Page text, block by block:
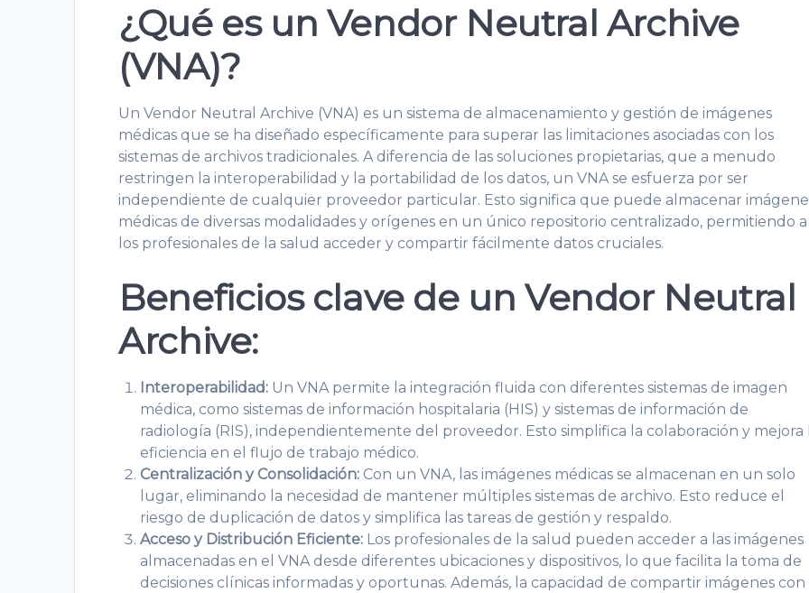
¿Qué es un Vendor Neutral Archive
(VNA)?
Un Vendor Neutral Archive (VNA) es un sistema de almacenamiento y gestión de imágenes
médicas que se ha diseñado específicamente para superar las limitaciones asociadas con los
sistemas de archivos tradicionales. A diferencia de las soluciones propietarias, que a menudo
restringen la interoperabilidad y la portabilidad de los datos, un VNA se esfuerza por ser
independiente de cualquier proveedor particular. Esto significa que puede almacenar
médicas de diversas modalidades y orígenes en un único repositorio centralizado, permitiendo a
los profesionales de la salud acceder y compartir fácilmente datos cruciales.
Beneficios clave de un Vendor Neutral
Archive:
Interoperabilidad: Un VNA permite la integración fluida con diferentes sistemas de imagen
médica, como sistemas de información hospitalaria (HIS) y sistemas de información de
radiología (RIS), independientemente del proveedor. Esto simplifica la colaboración y mejora
eficiencia en el flujo de trabajo médico.
Centralización y Consolidación: Con un VNA, las imágenes médicas se almacenan en un solo
lugar, eliminando la necesidad de mantener múltiples sistemas de archivo. Esto reduce el
riesgo de duplicación de datos y simplifica las tareas de gestión y respaldo.
Acceso y Distribución Eficiente: Los profesionales de la salud pueden acceder a las imágenes
almacenadas en el VNA desde diferentes ubicaciones y dispositivos, lo que facilita la toma de
decisiones clínicas informadas y oportunas. Además, la capacidad de compartir imágenes con